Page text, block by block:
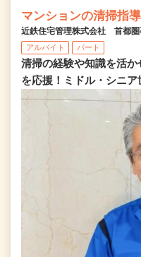
マンションの清掃指
近鉄住宅管理株式会社 首都圏
アルバイト パート
清掃の経験や知識を活
を応援！ミドル・シニア